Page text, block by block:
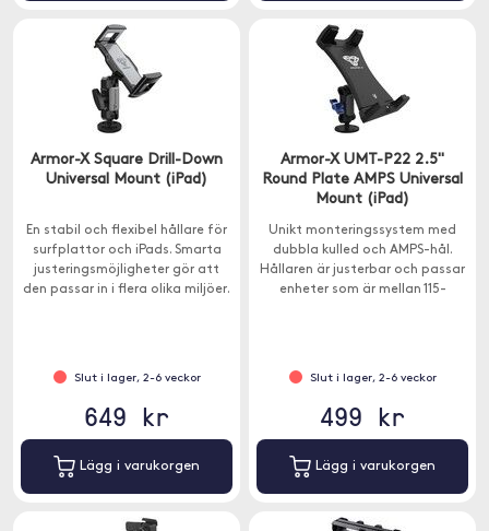
Armor-X Square Drill-Down
Universal Mount (iPad)
En stabil och flexibel hållare för
surfplattor och iPads. Smarta
justeringsmöjligheter gör att
den passar in i flera olika miljöer.
Slut i lager, 2-6 veckor
649 kr
Lägg i varukorgen
Armor-X UMT-P22 2.5"
Round Plate AMPS Universal
Mount (iPad)
Unikt monteringssystem med
dubbla kulled och AMPS-hål.
Hållaren är justerbar och passar
enheter som är mellan 115-
Slut i lager, 2-6 veckor
499 kr
Lägg i varukorgen